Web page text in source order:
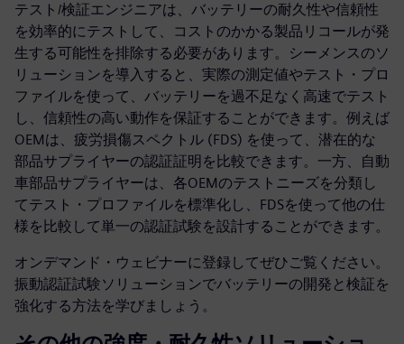
テスト/検証エンジニアは、バッテリーの耐久性や信頼性
を効率的にテストして、コストのかかる製品リコールが発
生する可能性を排除する必要があります。シーメンスのソ
リューションを導入すると、実際の測定値やテスト・プロ
ファイルを使って、バッテリーを過不足なく高速でテスト
し、信頼性の高い動作を保証することができます。例えば
OEMは、疲労損傷スペクトル (FDS) を使って、潜在的な
部品サプライヤーの認証証明を比較できます。一方、自動
車部品サプライヤーは、各OEMのテストニーズを分類し
てテスト・プロファイルを標準化し、FDSを使って他の仕
様を比較して単一の認証試験を設計することができます。
オンデマンド・ウェビナーに登録してぜひご覧ください。
振動認証試験ソリューションでバッテリーの開発と検証を
強化する方法を学びましょう。